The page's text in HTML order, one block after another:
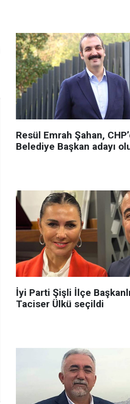
Resül Emrah Şahan,
Belediye Başkan adayı
İyi Parti Şişli İlçe
Taciser Ülkü seçildi